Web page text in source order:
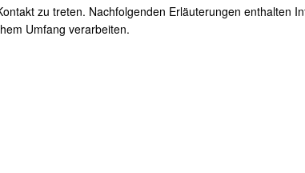
zu treten. Nachfolgenden Erläuterungen enthalten
Umfang verarbeiten.